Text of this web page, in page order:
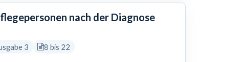
nach der Diagnose
3 8 bis 22